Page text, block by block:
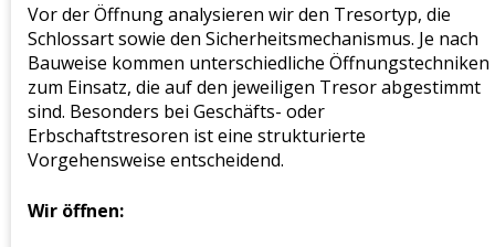
Vor der Öffnung analysieren wir den Tresortyp, die
Schlossart sowie den Sicherheitsmechanismus. Je nach
Bauweise kommen unterschiedliche Öffnungstechniken
zum Einsatz, die auf den jeweiligen Tresor abgestimmt
sind. Besonders bei Geschäfts- oder
Erbschaftstresoren ist eine strukturierte
Vorgehensweise entscheidend.
Wir öffnen: